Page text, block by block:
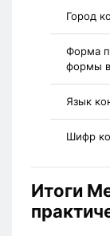
Город
Форма
формы в
Язык
Шифр
Итоги